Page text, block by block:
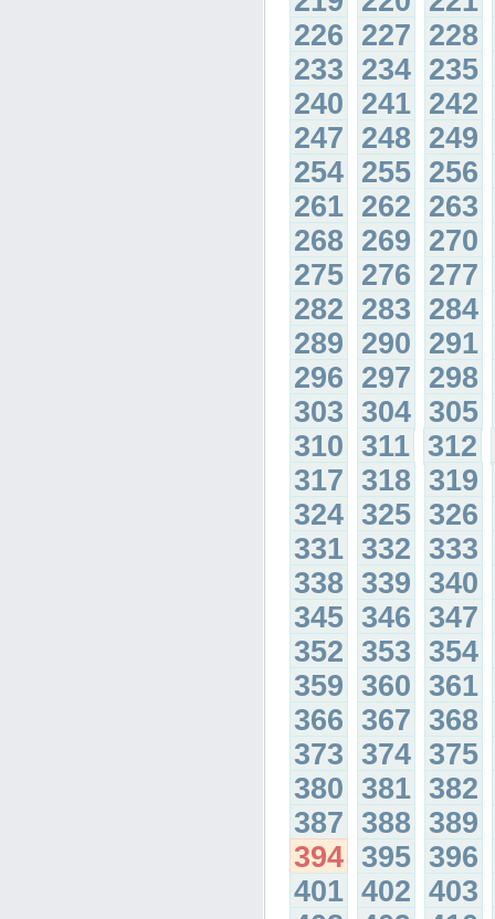
226 227 228
233 234 235
240 241 242
247 248 249
254 255 256
261 262 263
268 269 270
275 276 277
282 283 284
289 290 291
296 297 298
303 304 305
310 311 312
317 318 319
324 325 326
331 332 333
338 339 340
345 346 347
352 353 354
359 360 361
366 367 368
373 374 375
380 381 382
387 388 389
394 395 396
401 402 403